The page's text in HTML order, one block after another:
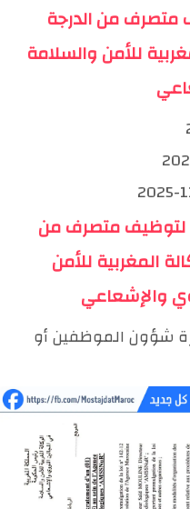
متصرف من الدرجة
المغربية للأمن والسلامة
لتوظيف متصرف من
سلم 11 | الوكالة المغربية للأمن
والإشعاعي
شؤون الموظفين أو